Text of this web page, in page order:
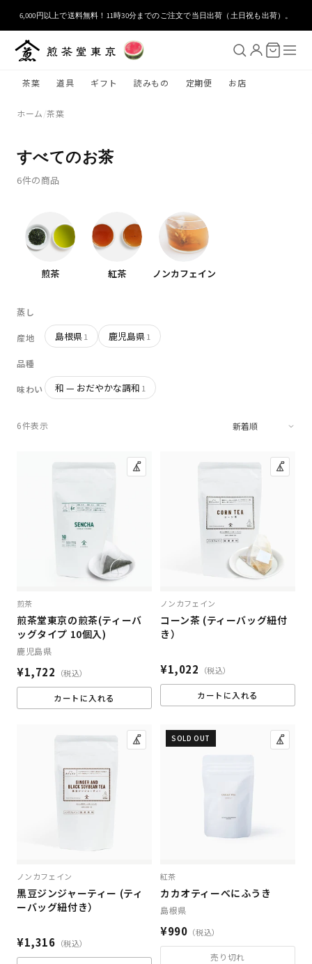
ンツに
進む
6,000円以上で送料無料！11時30分までのご注文で当日出荷（土日祝も出荷）。
茶葉 道具 ギフト 読みもの 定期便 お店
ホーム/茶葉
すべてのお茶
6件の商品
煎茶 紅茶 ノンカフェイン
蒸し
産地 島根県1 鹿児島県1
品種
味わい 和 — おだやかな調和 1
6件表示
煎茶
煎茶堂東京の煎茶(ティーバ
ッグタイプ 10個入)
鹿児島県
¥1,722 （税込）
カートに入れる
ノンカフェイン
コーン茶 (ティーバッグ紐付
き）
¥1,022 （税込）
カートに入れる
ノンカフェイン
黒豆ジンジャーティー (ティ
ーバッグ紐付き）
¥1,316 （税込）
SOLD OUT
紅茶
カカオティーべにふうき
島根県
¥990 （税込）
売り切れ